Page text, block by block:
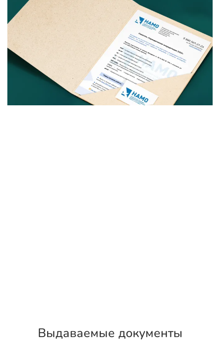
Выдаваемые документы